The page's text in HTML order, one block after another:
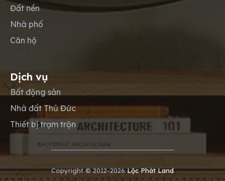
Đất nền
Nhà phố
Căn hộ
Dịch vụ
Bất động sản
Nhà đất Thủ Đức
Thiết bị trạm trộn
Copyright © 2012-2026Lộc Phát Land